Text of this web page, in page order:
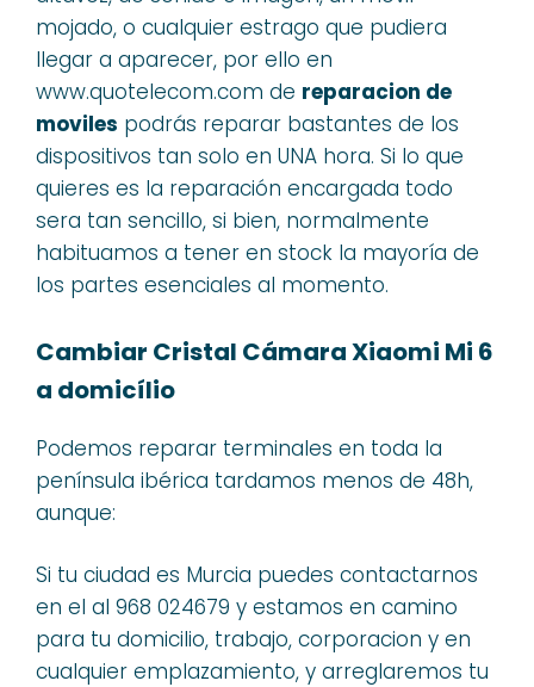
mojado, o cualquier estrago que pudiera
llegar a aparecer, por ello en
www.quotelecom.com de reparacion de
moviles podrás reparar bastantes de los
dispositivos tan solo en UNA hora. Si lo que
quieres es la reparación encargada todo
sera tan sencillo, si bien, normalmente
habituamos a tener en stock la mayoría de
los partes esenciales al momento.
Cambiar Cristal Cámara Xiaomi Mi 6
a domicílio
Podemos reparar terminales en toda la
península ibérica tardamos menos de 48h,
aunque:
Si tu ciudad es Murcia puedes contactarnos
en el al 968 024679 y estamos en camino
para tu domicilio, trabajo, corporacion y en
cualquier emplazamiento, y arreglaremos tu